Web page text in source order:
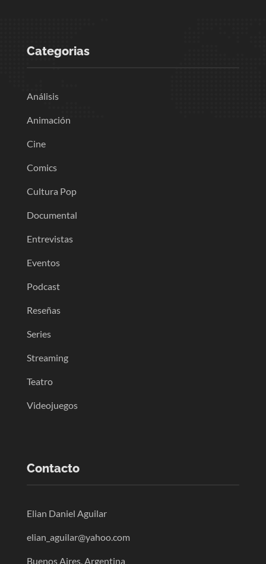
Categorias
Análisis
Animación
Cine
Comics
Cultura Pop
Documental
Entrevistas
Eventos
Podcast
Reseñas
Series
Streaming
Teatro
Videojuegos
Contacto
Elian Daniel Aguilar
elian_aguilar@yahoo.com
Buenos Aires, Argentina